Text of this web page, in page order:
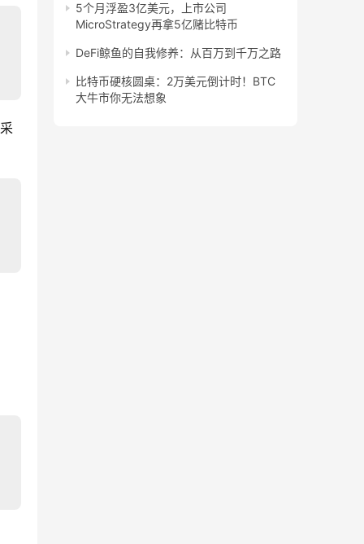
5个月浮盈3亿美元，上市公司
MicroStrategy再拿5亿赌比特币
DeFi鲸鱼的自我修养：从百万到千万之路
比特币硬核圆桌：2万美元倒计时！BTC
大牛市你无法想象